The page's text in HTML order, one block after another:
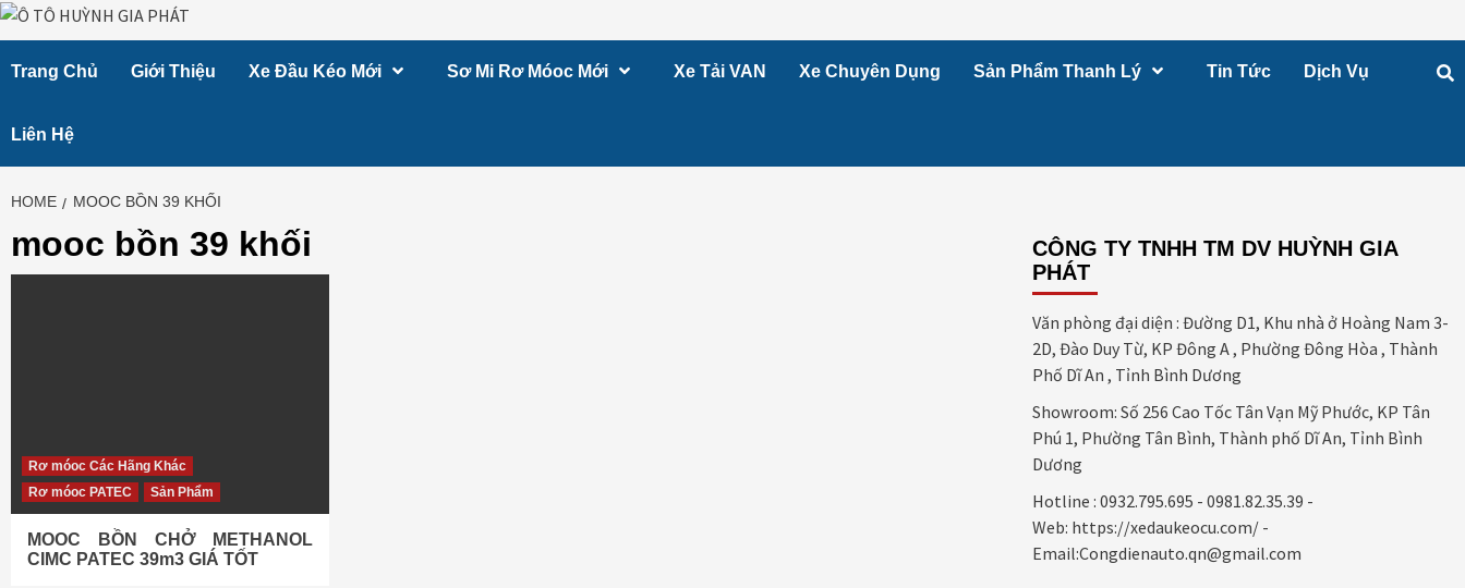
Skip
toTrang Chủ Giới Thiệu Xe Đầu Kéo Mới Sơ Mi Rơ Móoc Mới Xe Tải VAN Xe Chuyên Dụng Sản Phẩm Thanh Lý Tin Tức Dịch Vụ
Liên Hệ
HOME MOOC BỒN 39 KHỐI
mooc bồn 39 khối
Rơ móoc Các Hãng Khác
Rơ móoc PATEC
Sản Phẩm
MOOC BỒN CHỞ METHANOL
CIMC PATEC 39m3 GIÁ TỐT
CÔNG TY TNHH TM DV HUỲNH GIA
PHÁT
Văn phòng đại diện : Đường D1, Khu nhà ở Hoàng Nam 3-
2D, Đào Duy Từ, KP Đông A , Phường Đông Hòa , Thành
Phố Dĩ An , Tỉnh Bình Dương
Showroom: Số 256 Cao Tốc Tân Vạn Mỹ Phước, KP Tân
Phú 1, Phường Tân Bình, Thành phố Dĩ An, Tỉnh Bình
Dương
Hotline : 0932.795.695 - 0981.82.35.39 -
Web: https://xedaukeocu.com/ -
Email:Congdienauto.qn@gmail.com